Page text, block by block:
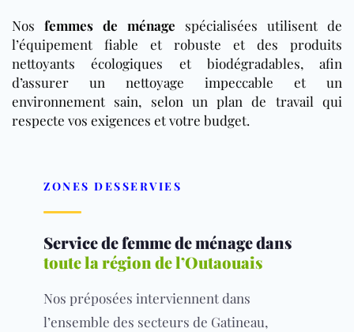
Nos femmes de ménage spécialisées utilisent de
l’équipement fiable et robuste et des produits
nettoyants écologiques et biodégradables, afin
d’assurer un nettoyage impeccable et un
environnement sain, selon un plan de travail qui
respecte vos exigences et votre budget.
ZONES DESSERVIES
Service de femme de ménage dans
toute la région de l’Outaouais
Nos préposées interviennent dans
l’ensemble des secteurs de Gatineau,